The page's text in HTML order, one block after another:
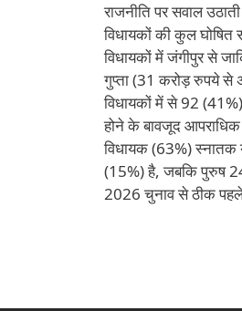
राजनीति पर सवाल
विधायकों की कुल
विधायकों में जंगीपुर से
गुप्ता (31 करोड़ रुपये से
विधायकों में से 92
होने के बावजूद आपराधिक
विधायक (63%) स्नातक
(15%) है, जबकि पुरुष
2026 चुनाव से ठीक पहले